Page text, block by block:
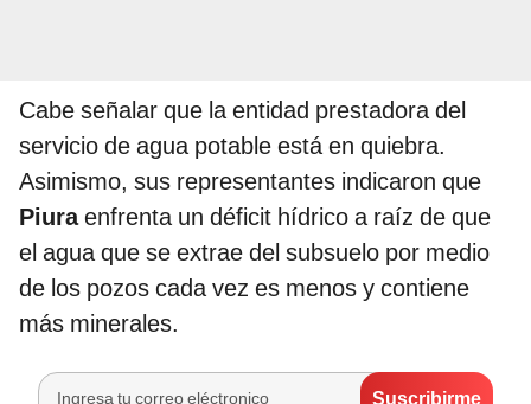
Cabe señalar que la entidad prestadora del
servicio de agua potable está en quiebra.
Asimismo, sus representantes indicaron que
Piuraenfrenta un déficit hídrico a raíz de que
el agua que se extrae del subsuelo por medio
de los pozos cada vez es menos y contiene
más minerales.